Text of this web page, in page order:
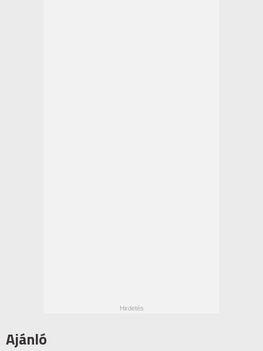
Ajánló